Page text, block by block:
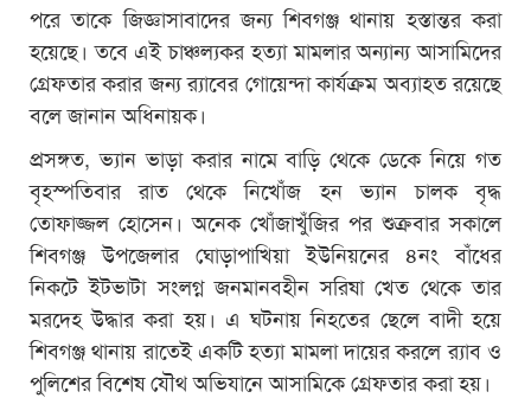
পরে তাকে জিজ্ঞাসাবাদের জন্য শিবগঞ্জ থানায় হস্তান্তর করা
হয়েছে। তবে এই চাঞ্চল্যকর হত্যা মামলার অন্যান্য আসামিদের
গ্রেফতার করার জন্য র‌্যাবের গোয়েন্দা কার্যক্রম অব্যাহত রয়েছে
বলে জানান অধিনায়ক।
প্রসঙ্গত, ভ্যান ভাড়া করার নামে বাড়ি থেকে ডেকে নিয়ে গত
বৃহস্পতিবার রাত থেকে নিখোঁজ হন ভ্যান চালক বৃদ্ধ
তোফাজ্জল হোসেন। অনেক খোঁজাখুঁজির পর শুক্রবার সকালে
শিবগঞ্জ উপজেলার ঘোড়াপাখিয়া ইউনিয়নের ৪নং বাঁধের
নিকটে ইটভাটা সংলগ্ন জনমানবহীন সরিষা খেত থেকে তার
মরদেহ উদ্ধার করা হয়। এ ঘটনায় নিহতের ছেলে বাদী হয়ে
শিবগঞ্জ থানায় রাতেই একটি হত্যা মামলা দায়ের করলে র‌্যাব ও
পুলিশের বিশেষ যৌথ অভিযানে আসামিকে গ্রেফতার করা হয়।